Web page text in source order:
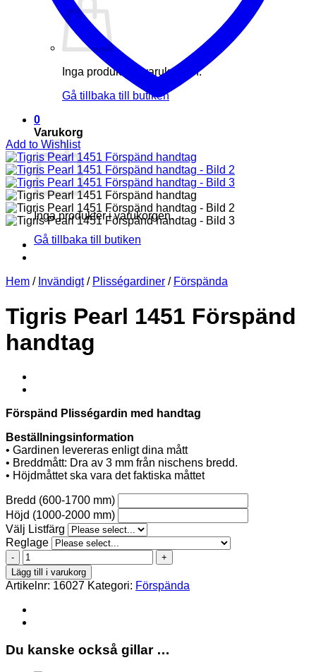
Inga produkter i varukorgen.
Gå tillbaka till butiken
0
Varukorg
Inga produkter i varukorgen.
Gå tillbaka till butiken
Add to Wishlist
Hem / Invändigt / Plisségardiner / Förspända
Tigris Pearl 1451 Förspänd
handtag
Förspänd Plisségardin med handtag
Beställningsinformation
• Gardinen levereras enligt dina mått
• Breddmått: Dra av 3 mm från nischens bredd.
• Höjdmåttet ska vara det faktiska måttet
Bredd (600-1700 mm)
Höjd (1000-2000 mm)
Välj Listfärg
Reglage
Tigris
Pearl
1451
Förspänd
handtag
mängd
Lägg till i varukorg
Artikelnr: 16027 Kategori: Förspända
Du kanske också gillar …